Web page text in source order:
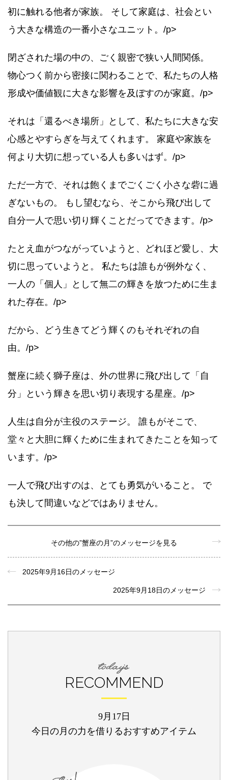
初に触れる他者が家族。 そして家庭は、社会とい
う大きな構造の一番小さなユニット。/p>
閉ざされた場の中の、ごく親密で狭い人間関係。
物心つく前から密接に関わることで、私たちの人格
形成や価値観に大きな影響を及ぼすのが家庭。/p>
それは「還るべき場所」として、私たちに大きな安
心感とやすらぎを与えてくれます。 家庭や家族を
何より大切に想っている人も多いはず。/p>
ただ一方で、それは飽くまでごくごく小さな砦に過
ぎないもの。 もし望むなら、そこから飛び出して
自分一人で思い切り輝くことだってできます。/p>
たとえ血がつながっていようと、どれほど愛し、大
切に思っていようと。 私たちは誰もが例外なく、
一人の「個人」として無二の輝きを放つために生ま
れた存在。/p>
だから、どう生きてどう輝くのもそれぞれの自
由。/p>
蟹座に続く獅子座は、外の世界に飛び出して「自
分」という輝きを思い切り表現する星座。/p>
人生は自分が主役のステージ。 誰もがそこで、
堂々と大胆に輝くために生まれてきたことを知って
います。/p>
一人で飛び出すのは、とても勇気がいること。 で
も決して間違いなどではありません。
その他の”蟹座の月”のメッセージを見る
2025年9月16日のメッセージ
2025年9月18日のメッセージ
RECOMMEND
9月17日
今日の月の力を借りるおすすめアイテム